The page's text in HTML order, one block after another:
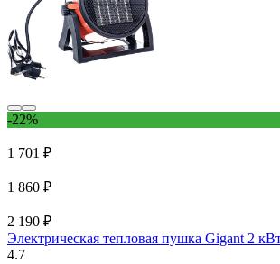
-22%
1 701 ₽
1 860 ₽
2 190 ₽
Электрическая тепловая пушка Gigant 2
4.7